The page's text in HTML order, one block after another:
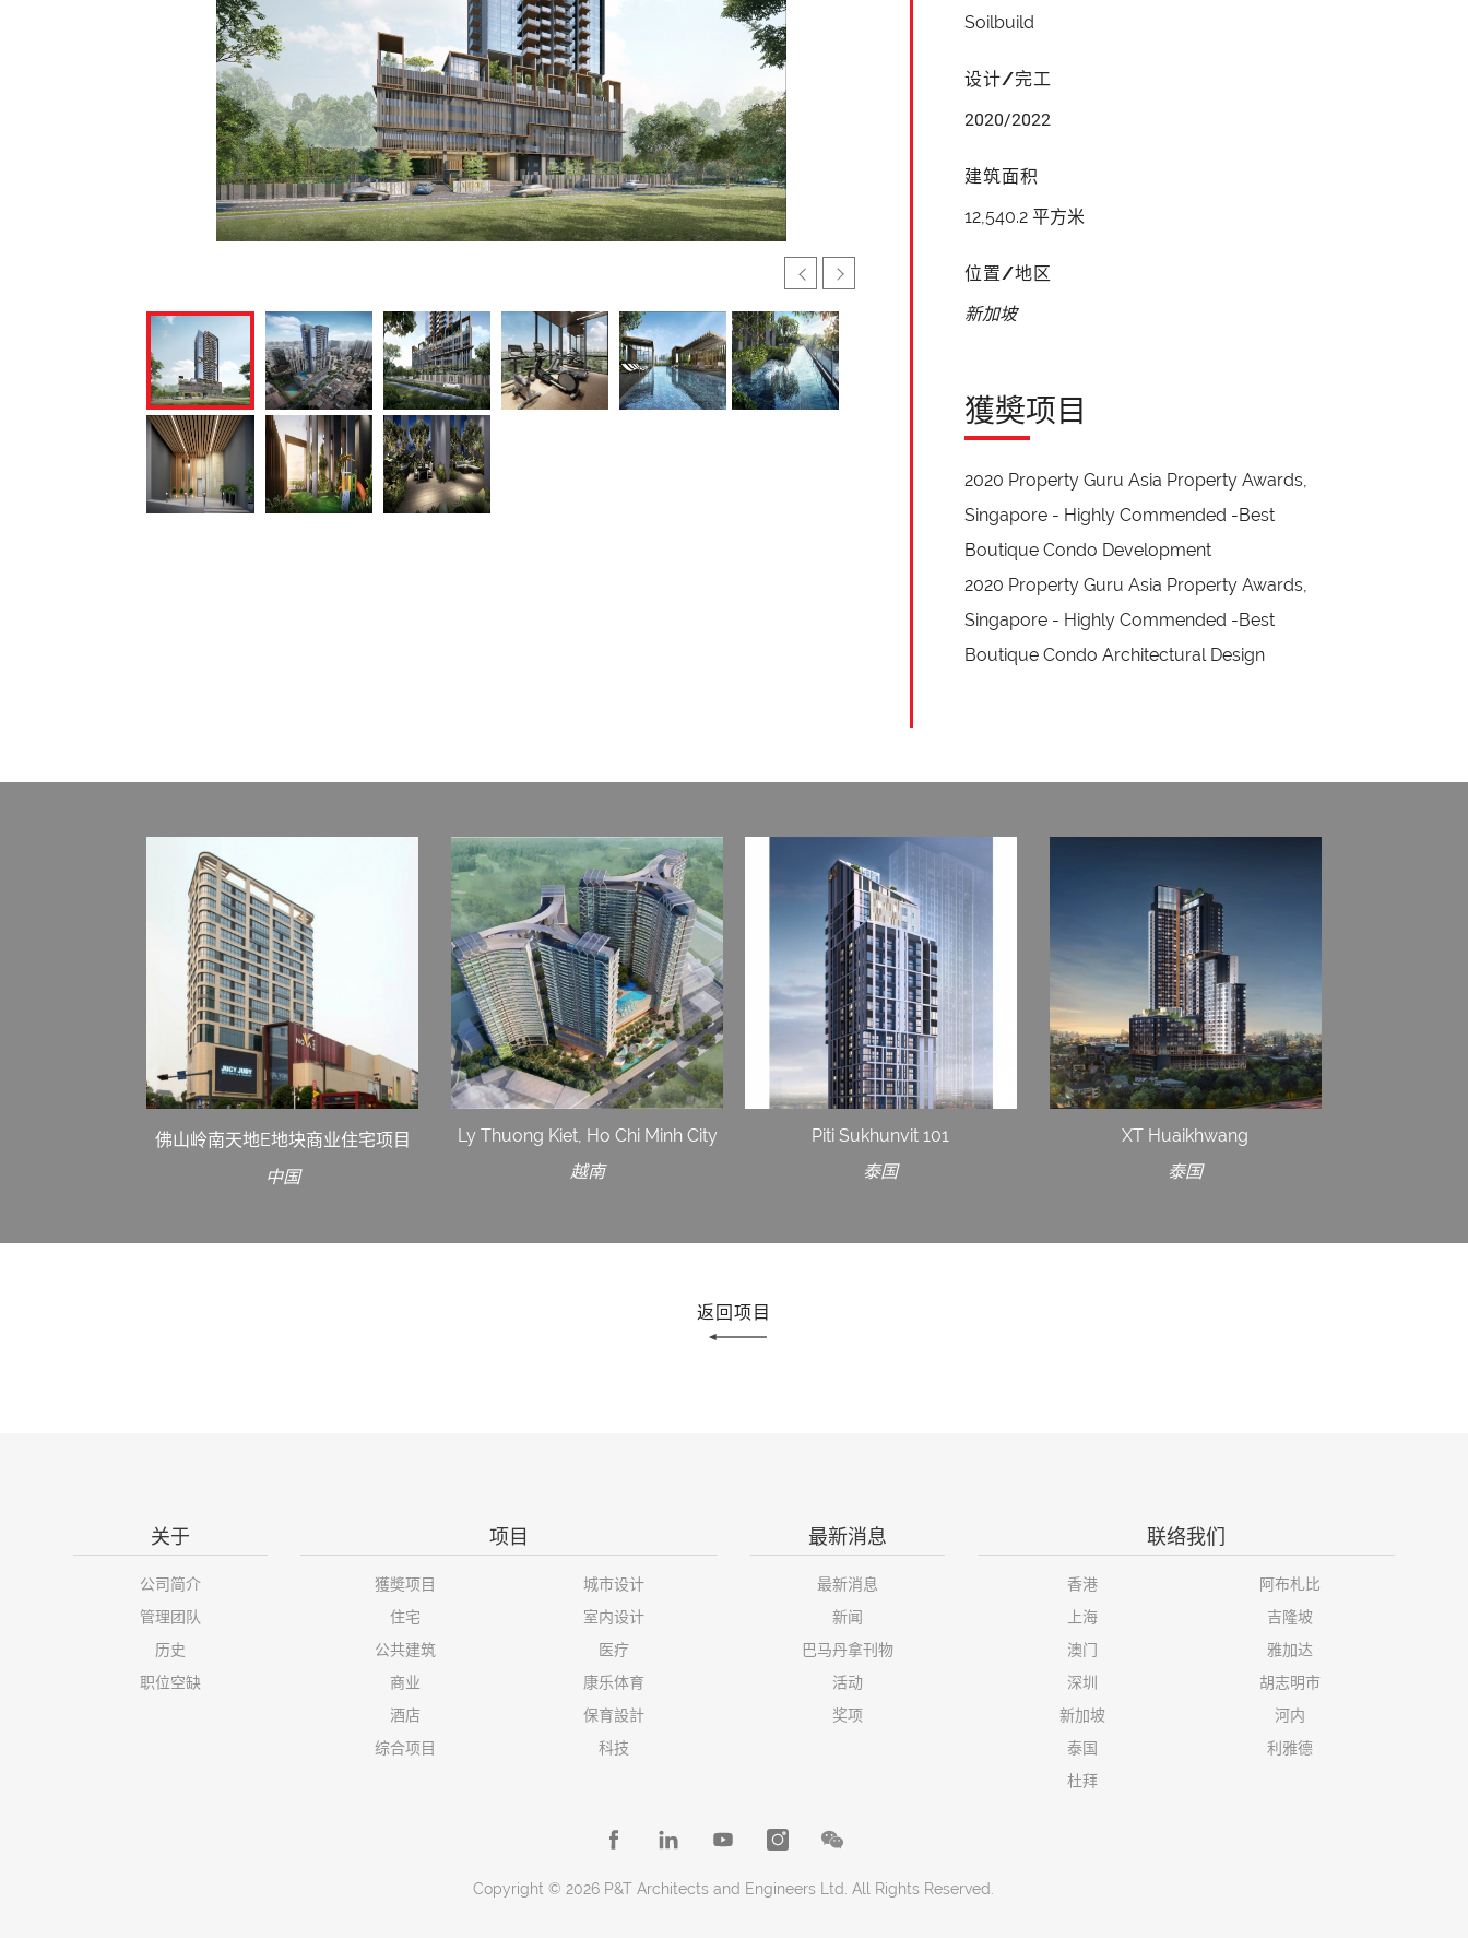
Soilbuild
设计/完工
2020/2022
建筑面积
12,540.2 平方米
位置/地区
新加坡
獲奬项目
2020 Property Guru Asia Property Awards,
Singapore - Highly Commended -Best
Boutique Condo Development
2020 Property Guru Asia Property Awards,
Singapore - Highly Commended -Best
Boutique Condo Architectural Design
佛山岭南天地E地块商业住宅项目
中国
Ly Thuong Kiet, Ho Chi Minh City
越南
Piti Sukhunvit 101
泰国
XT Huaikhwang
泰国
返回项目
关于
公司简介
管理团队
历史
职位空缺
项目
獲奬项目
住宅
公共建筑
商业
酒店
综合项目
城市设计
室内设计
医疗
康乐体育
保育設計
科技
最新消息
最新消息
新闻
巴马丹拿刊物
活动
奖项
联络我们
香港
上海
澳门
深圳
新加坡
泰国
杜拜
阿布札比
吉隆坡
雅加达
胡志明市
河内
利雅德
Copyright © 2026 P&T Architects and Engineers Ltd. All Rights Reserved.